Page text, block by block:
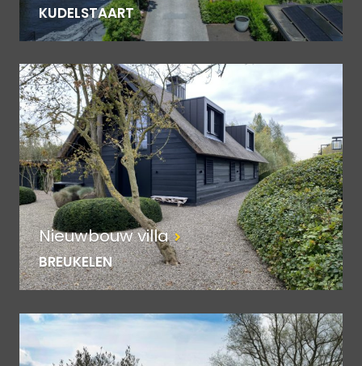
KUDELSTAART
Nieuwbouw villa
BREUKELEN